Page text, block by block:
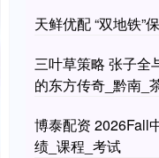
天鲜优配 “双地铁”
三叶草策略 张子全
的东方传奇_黔南_
博泰配资 2026Fall
绩_课程_考试